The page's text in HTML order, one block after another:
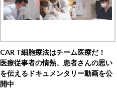
CAR T細胞療法はチーム医療だ！
医療従事者の情熱、患者さんの思い
を伝えるドキュメンタリー動画を公
開中